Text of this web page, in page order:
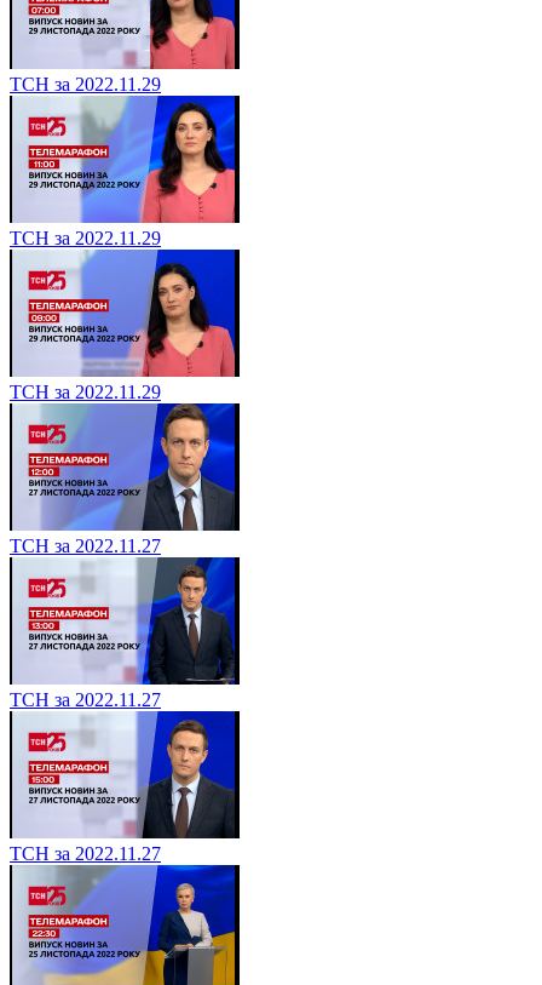
ТСН за 2022.11.29
ТСН за 2022.11.29
ТСН за 2022.11.29
ТСН за 2022.11.27
ТСН за 2022.11.27
ТСН за 2022.11.27